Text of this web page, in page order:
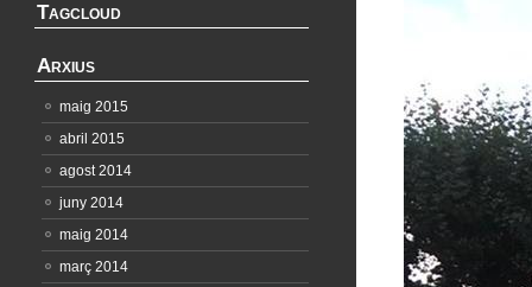
Tagcloud
Arxius
maig 2015
abril 2015
agost 2014
juny 2014
maig 2014
març 2014